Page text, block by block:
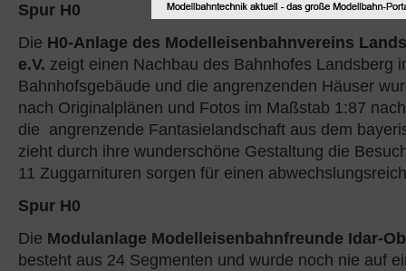
Spur H0
Die H0-Anlage des Modelleisenbahnvereins
e.V. zeigt einen Nachbau des Bahnhofes Landsberg
Bahnhofsgebäude und die angrenzenden Häuser
nach Originalplänen und Fotos im Maßstab 1:87
die angrenzende Fantasielandschaft aus dem
zieht durch ihre wunderschöne Gestaltung die
11 Zuggarnituren sorgen für einen
Spur H0
Die Modulanlage Modelleisenbahnfreunde Idar-
besteht aus 24 Segmenten und wurde noch nie auf